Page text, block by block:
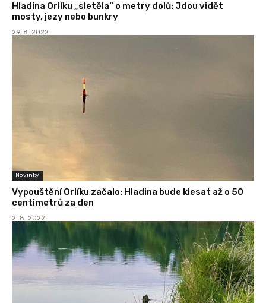
Hladina Orlíku „sletěla“ o metry dolů: Jdou vidět
mosty, jezy nebo bunkry
29. 8. 2022
Novinky
Vypouštění Orlíku začalo: Hladina bude klesat až o 50
centimetrů za den
2. 8. 2022